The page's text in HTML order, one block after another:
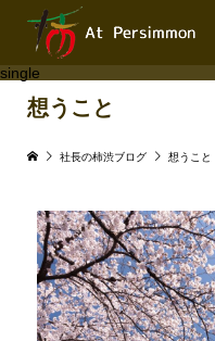
single
想うこと
社長の柿渋ブログ 想うこと